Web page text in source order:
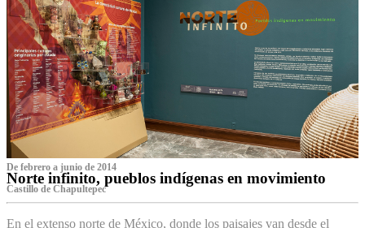
De febrero a junio de 2014
Norte infinito, pueblos indígenas en movimiento
Castillo de Chapultepec
En el extenso norte de México, donde los paisajes van desde el